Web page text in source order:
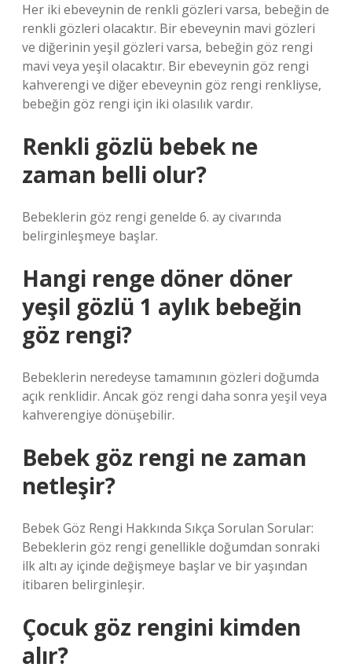
Her iki ebeveynin de renkli gözleri varsa, bebeğin de
renkli gözleri olacaktır. Bir ebeveynin mavi gözleri
ve diğerinin yeşil gözleri varsa, bebeğin göz rengi
mavi veya yeşil olacaktır. Bir ebeveynin göz rengi
kahverengi ve diğer ebeveynin göz rengi renkliyse,
bebeğin göz rengi için iki olasılık vardır.
Renkli gözlü bebek ne
zaman belli olur?
Bebeklerin göz rengi genelde 6. ay civarında
belirginleşmeye başlar.
Hangi renge döner döner
yeşil gözlü 1 aylık bebeğin
göz rengi?
Bebeklerin neredeyse tamamının gözleri doğumda
açık renklidir. Ancak göz rengi daha sonra yeşil veya
kahverengiye dönüşebilir.
Bebek göz rengi ne zaman
netleşir?
Bebek Göz Rengi Hakkında Sıkça Sorulan Sorular:
Bebeklerin göz rengi genellikle doğumdan sonraki
ilk altı ay içinde değişmeye başlar ve bir yaşından
itibaren belirginleşir.
Çocuk göz rengini kimden
alır?